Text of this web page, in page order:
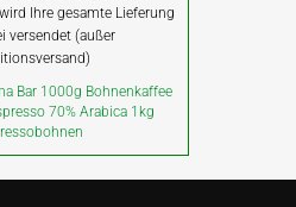
Ihre gesamte Lieferung
versendet (außer
Bar 1000g Bohnenkaffee
70% Arabica 1kg